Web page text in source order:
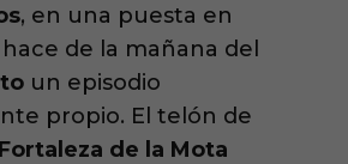
, en una puesta en
de la mañana del
un episodio
propio. El telón de
Fortaleza de la Mota